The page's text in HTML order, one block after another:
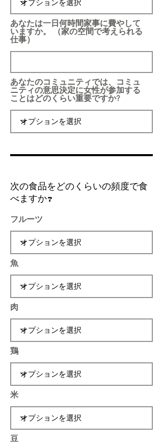
あなたは一日何時間家事に費やして
いますか。 （家の空間で考えられる
仕事）
あなたのコミュニティでは、コミュ
ニティの意思決定に女性が参加する
ことはどのくらい重要ですか?
次の食品をどのくらいの頻度で食
べますか?
フルーツ
魚
肉
鶏
米
豆